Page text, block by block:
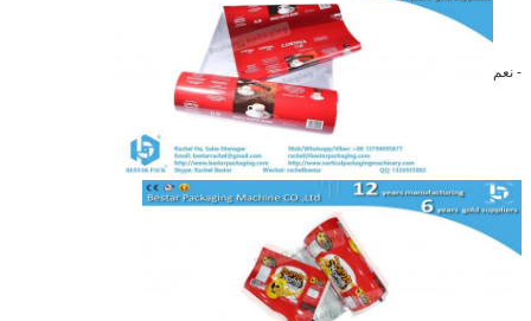
- نعم